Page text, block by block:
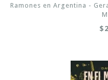
Ramones en Argentina -